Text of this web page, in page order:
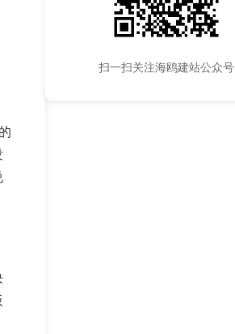
扫一扫关注海鸥建站公众号